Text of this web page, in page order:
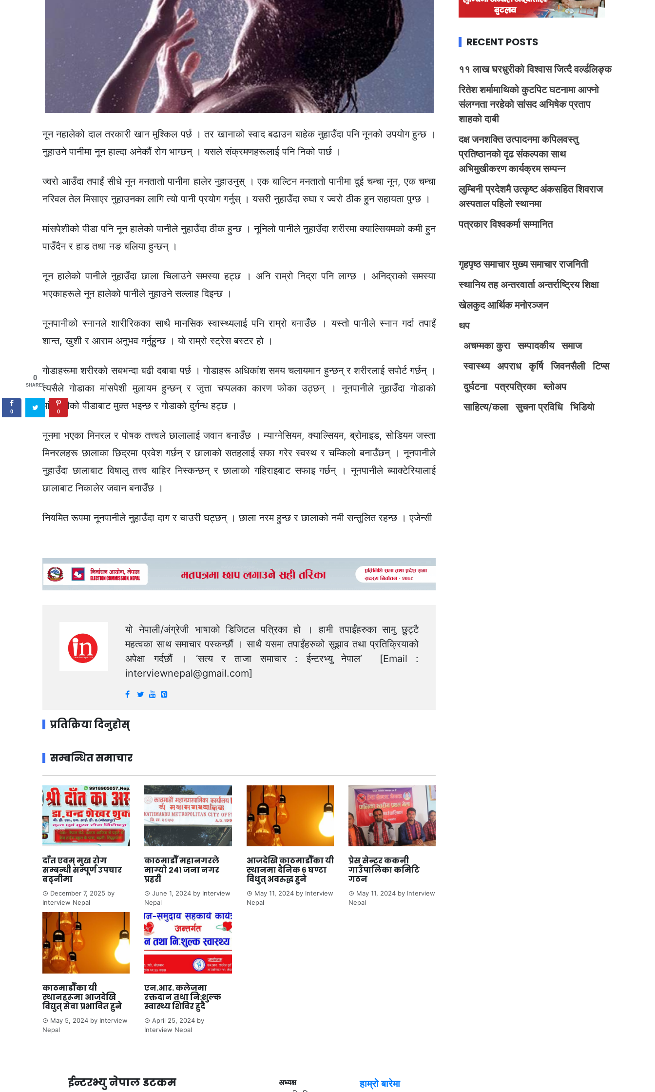
नून नहालेको दाल तरकारी खान मुश्किल पर्छ । तर खानाको स्वाद बढाउन बाहेक नुहाउँदा पनि नूनको उपयोग हुन्छ ।
नुहाउने पानीमा नून हाल्दा अनेकौं रोग भाग्छन् । यसले संक्रमणहरूलाई पनि निको पार्छ ।
ज्वरो आउँदा तपाईं सीधे नून मनतातो पानीमा हालेर नुहाउनुस् । एक बाल्टिन मनतातो पानीमा दुई चम्चा नून, एक चम्चा
नरिवल तेल मिसाएर नुहाउनका लागि त्यो पानी प्रयोग गर्नुस् । यसरी नुहाउँदा रुघा र ज्वरो ठीक हुन सहायता पुग्छ ।
मांसपेशीको पीडा पनि नून हालेको पानीले नुहाउँदा ठीक हुन्छ । नूनिलो पानीले नुहाउँदा शरीरमा क्याल्सियमको कमी हुन
पाउँदैन र हाड तथा नङ बलिया हुन्छन् ।
नून हालेको पानीले नुहाउँदा छाला चिलाउने समस्या हट्छ । अनि राम्रो निद्रा पनि लाग्छ । अनिद्राको समस्या
भएकाहरूले नून हालेको पानीले नुहाउने सल्लाह दिइन्छ ।
नूनपानीको स्नानले शारीरिकका साथै मानसिक स्वास्थ्यलाई पनि राम्रो बनाउँछ । यस्तो पानीले स्नान गर्दा तपाईं
शान्त, खुशी र आराम अनुभव गर्नुहुन्छ । यो राम्रो स्ट्रेस बस्टर हो ।
गोडाहरूमा शरीरको सबभन्दा बढी दबाबा पर्छ । गोडाहरू अधिकांश समय चलायमान हुन्छन् र शरीरलाई सपोर्ट गर्छन् ।
त्यसैले गोडाका मांसपेशी मुलायम हुन्छन् र जुत्ता चप्पलका कारण फोका उठ्छन् । नूनपानीले नुहाउँदा गोडाको
मांसपेशीको पीडाबाट मुक्त भइन्छ र गोडाको दुर्गन्ध हट्छ ।
नूनमा भएका मिनरल र पोषक तत्त्वले छालालाई जवान बनाउँछ । म्याग्नेसियम, क्याल्सियम, ब्रोमाइड, सोडियम जस्ता
मिनरलहरू छालाका छिद्रमा प्रवेश गर्छन् र छालाको सतहलाई सफा गरेर स्वस्थ र चम्किलो बनाउँछन् । नूनपानीले
नुहाउँदा छालाबाट विषालु तत्त्व बाहिर निस्कन्छन् र छालाको गहिराइबाट सफाइ गर्छन् । नूनपानीले ब्याक्टेरियालाई
छालाबाट निकालेर जवान बनाउँछ ।
नियमित रूपमा नूनपानीले नुहाउँदा दाग र चाउरी घट्छन् । छाला नरम हुन्छ र छालाको नमी सन्तुलित रहन्छ । एजेन्सी
यो नेपाली/अंग्रेजी भाषाको डिजिटल पत्रिका हो । हामी तपाईंहरुका सामु छुट्टै
महत्वका साथ समाचार पस्कन्छौं । साथै यसमा तपाईंहरुको सुझाव तथा प्रतिक्रियाको
अपेक्षा गर्दछौं । ‘सत्य र ताजा समाचार : ईन्टरभ्यु नेपाल’ [Email :
interviewnepal@gmail.com]
प्रतिक्रिया दिनुहोस्
सम्बन्धित समाचार
दाँत एवम् मुख रोग
सम्बन्धी सम्पूर्ण उपचार
बढ्नीमा
December 7, 2025 by
Interview Nepal
काठमाडौँ महानगरले
माग्यो २४१ जना नगर
प्रहरी
June 1, 2024 by Interview
Nepal
आजदेखि काठमाडौँका यी
स्थानमा दैनिक ६ घण्टा
विधुत् अवरुद्ध हुने
May 11, 2024by Interview
Nepal
प्रेस सेन्टर ककनी
गाउँपालिका कमिटि
गठन
May 11, 2024by Interview
Nepal
काठमाडौँका यी
स्थानहरूमा आजदेखि
विद्युत् सेवा प्रभावित हुने
May 5, 2024 by Interview
Nepal
एन.आर. कलेजमा
रक्तदान तथा नि:शुल्क
स्वास्थ्य शिविर हुदै
April 25, 2024 by
Interview Nepal
RECENT POSTS
११ लाख घरधुरीको विश्वास जित्दै वर्ल्डलिङ्क
रितेश शर्मामाथिको कुटपिट घटनामा आफ्नो
संलग्नता नरहेको सांसद अभिषेक प्रताप
शाहको दाबी
दक्ष जनशक्ति उत्पादनमा कपिलवस्तु
प्रतिष्ठानको दृढ संकल्पका साथ
अभिमुखीकरण कार्यक्रम सम्पन्न
लुम्बिनी प्रदेशमै उत्कृष्ट अंकसहित शिवराज
अस्पताल पहिलो स्थानमा
पत्रकार विश्वकर्मा सम्मानित
गृहपृष्ठ समाचार मुख्य समाचार राजनिती
स्थानिय तह अन्तरवार्ता अन्तर्राष्ट्रिय शिक्षा
खेलकुद आर्थिक मनोरञ्जन
थप
अचम्मका कुरा
सम्पादकीय
समाज
स्वास्थ्य
अपराध कृर्षि जिवनसैली
टिप्स
दुर्घटना
पत्रपत्रिका
ब्लोअप
साहित्य/कला
सुचना प्रविधि भिडियाे
ईन्टरभ्यु नेपाल डटकम
अध्यक्ष
हाम्रो बारेमा
0
SHARES
0 0